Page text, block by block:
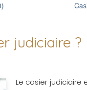
judiciaire ?
Le casier